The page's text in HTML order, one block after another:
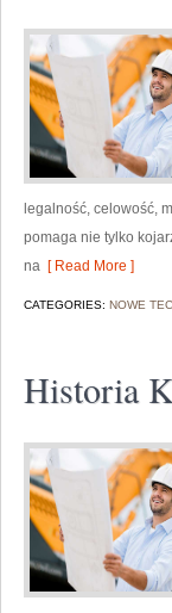
legalność, celowość,
pomaga nie tylko
na [ Read More ]
CATEGORIES: NOWE
Historia